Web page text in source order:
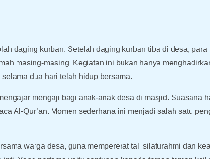
daging kurban. Setelah daging kurban tiba di desa, para
masing-masing. Kegiatan ini bukan hanya
dua hari telah hidup bersama.
mengaji bagi anak-anak desa di masjid. Suasana
Al-Qur’an. Momen sederhana ini menjadi salah satu
warga desa, guna mempererat tali silaturahmi dan